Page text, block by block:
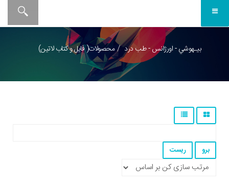
محصولات( فایل و کتاب لاتین) بيـهوشي - اورژانس - طب درد